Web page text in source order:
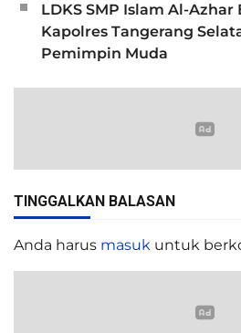
LDKS SMP Islam Al-Azhar
Kapolres Tangerang
Pemimpin Muda
TINGGALKAN BALASAN
Anda harus masuk untuk